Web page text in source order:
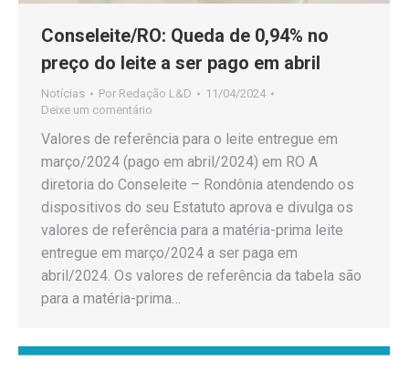
Conseleite/RO: Queda de 0,94% no
preço do leite a ser pago em abril
Notícias Por Redação L&D
11/04/2024
Deixe um comentário
Valores de referência para o leite entregue em
março/2024 (pago em abril/2024) em RO A
diretoria do Conseleite – Rondônia atendendo os
dispositivos do seu Estatuto aprova e divulga os
valores de referência para a matéria-prima leite
entregue em março/2024 a ser paga em
abril/2024. Os valores de referência da tabela são
para a matéria-prima…